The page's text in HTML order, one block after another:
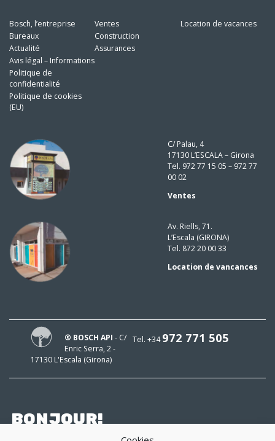
Bosch, l’entreprise
Bureaux
Actualité
Avis légal – Informations
Politique de
confidentialité
Politique de cookies
(EU)
Ventes
Construction
Assurances
Location de vacances
C/ Palau, 4
17130 L’ESCALA – Girona
Tel. 972 77 15 05 – 972 77
00 02
Ventes
Av. Riells, 71.
L’Escala (GIRONA)
Tel. 872 20 00 33
Location de vancances
Tel. +34972 771 505
® BOSCH API - C/
Enric Serra, 2 -
17130 L'Escala (Girona)
BONJOUR!